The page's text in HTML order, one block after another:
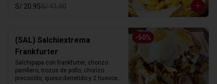
S/ 20.95S/ 41.90
-50%
(SAL) Salchiextrema
Frankfurter
Salchipapa con frankfurter, chorizo
parrillero, trozos de pollo, chorizo
precocido, queso derretido y 2 huevos